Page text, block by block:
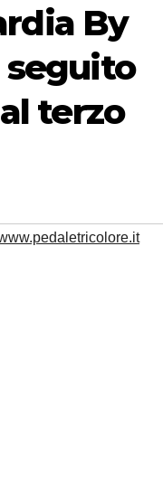
By
seguito
terzo